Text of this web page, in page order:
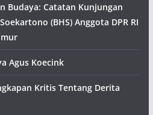
Budaya: Catatan Kunjungan
(BHS) Anggota DPR RI
Agus Koecink
Kritis Tentang Derita